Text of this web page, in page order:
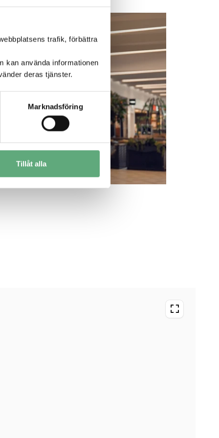
trafik, förbättra
kan använda informationen
deras tjänster.
Marknadsföring
Tillåt alla